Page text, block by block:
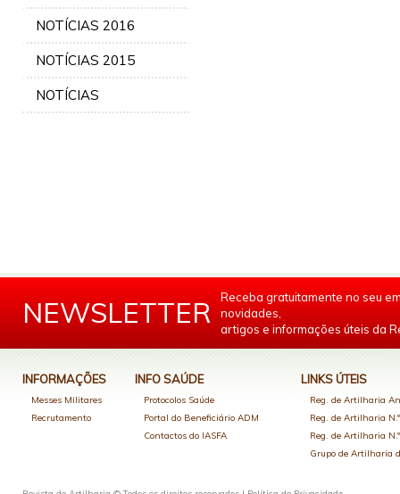
NOTÍCIAS 2016
NOTÍCIAS 2015
NOTÍCIAS
NEWSLETTER
Receba gratuitamente no seu
novidades,
artigos e informações úteis da
INFORMAÇÕES
Messes Militares
Recrutamento
INFO SAÚDE
Protocolos Saúde
Portal do Beneficiário ADM
Contactos do IASFA
LINKS ÚTEIS
Reg. de Artilharia
Reg. de Artilharia
Reg. de Artilharia
Grupo de Artilharia